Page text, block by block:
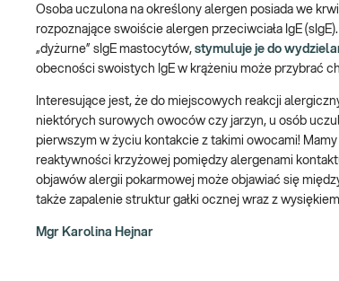
Osoba uczulona na określony alergen posiada we
rozpoznające swoiście alergen przeciwciała IgE
„dyżurne” sIgE mastocytów, stymuluje je do
obecności swoistych IgE w krążeniu może przybrać
Interesujące jest, że do miejscowych reakcji
niektórych surowych owoców czy jarzyn, u osób
pierwszym w życiu kontakcie z takimi owocami!
reaktywności krzyżowej pomiędzy alergenami
objawów alergii pokarmowej może objawiać się
także zapalenie struktur gałki ocznej wraz z
Mgr Karolina Hejnar